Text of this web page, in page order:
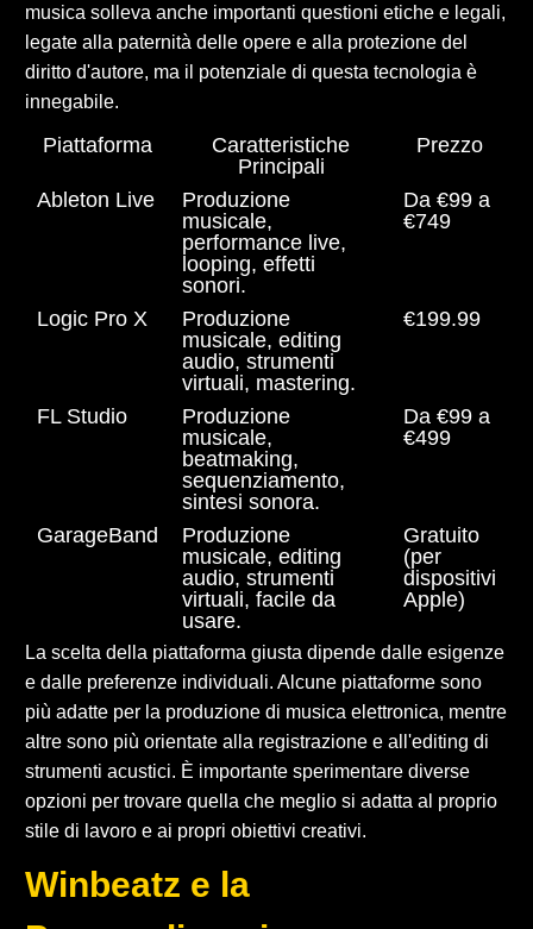
musica solleva anche importanti questioni etiche e legali,
legate alla paternità delle opere e alla protezione del
diritto d'autore, ma il potenziale di questa tecnologia è
innegabile.
Piattaforma
Caratteristiche
Principali
Prezzo
Ableton Live
Produzione
musicale,
performance live,
looping, effetti
sonori.
Da €99 a
€749
Logic Pro X
Produzione
musicale, editing
audio, strumenti
virtuali, mastering.
€199.99
FL Studio
Produzione
musicale,
beatmaking,
sequenziamento,
sintesi sonora.
Da €99 a
€499
GarageBand
Produzione
musicale, editing
audio, strumenti
virtuali, facile da
usare.
Gratuito
(per
dispositivi
Apple)
La scelta della piattaforma giusta dipende dalle esigenze
e dalle preferenze individuali. Alcune piattaforme sono
più adatte per la produzione di musica elettronica, mentre
altre sono più orientate alla registrazione e all'editing di
strumenti acustici. È importante sperimentare diverse
opzioni per trovare quella che meglio si adatta al proprio
stile di lavoro e ai propri obiettivi creativi.
Winbeatz e la